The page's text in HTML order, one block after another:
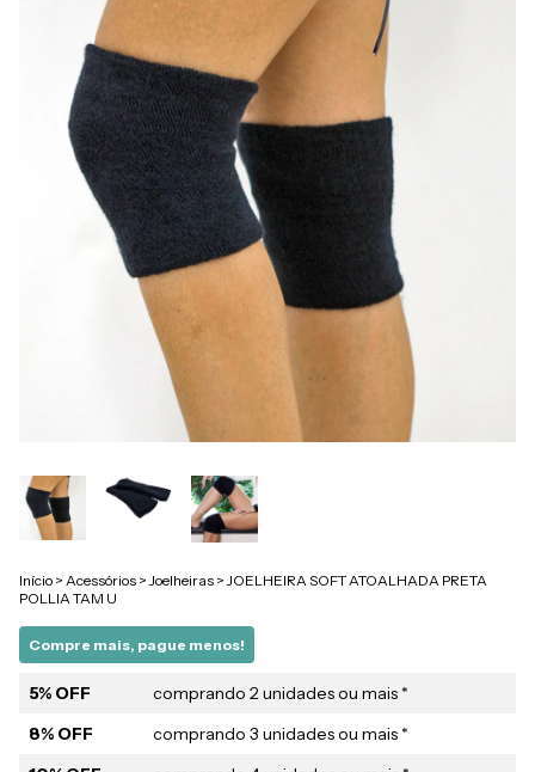
Início > Acessórios > Joelheiras > JOELHEIRA SOFT ATOALHADA PRETA
POLLIA TAM U
Compre mais, pague menos!
5% OFF
comprando 2 unidades ou mais *
8% OFF
comprando 3 unidades ou mais *